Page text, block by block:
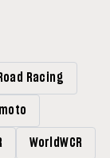
Road Racing
WorldWCR